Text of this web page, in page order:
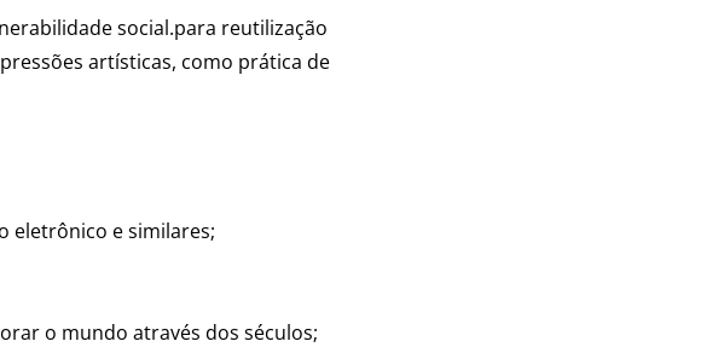
social.para reutilização
artísticas, como prática de
eletrônico e similares;
o mundo através dos séculos;